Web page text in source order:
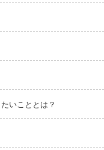
いこととは？